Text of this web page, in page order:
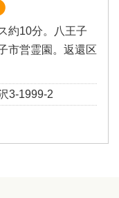
約10分。八王子
市営霊園。返還区
3-1999-2